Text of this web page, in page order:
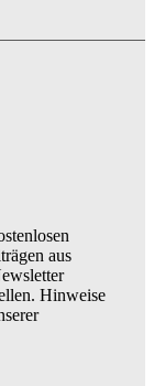
aus
Hinweise